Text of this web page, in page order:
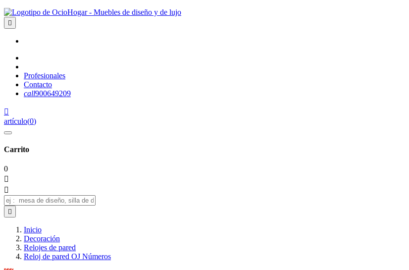

Profesionales
Contacto
call900649209

artículo(0)
Carrito
0



Inicio
Decoración
Relojes de pared
Reloj de pared OJ Números